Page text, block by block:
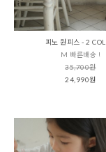
피노 원피스 - 2
M 빠른배송 !
35,700원
24,990원